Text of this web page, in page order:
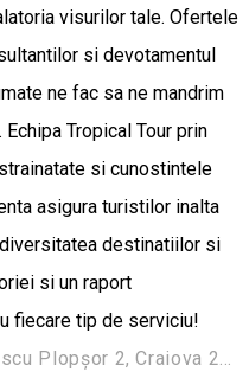
visurilor tale. Ofertele
si devotamentul
ne fac sa ne mandrim
Tropical Tour prin
si cunostintele
asigura turistilor inalta
destinatiilor si
si un raport
fiecare tip de serviciu!
Bloc 49, Parter, Strada Nicolaescu Plopşor 2, Craiova 200733, Romania